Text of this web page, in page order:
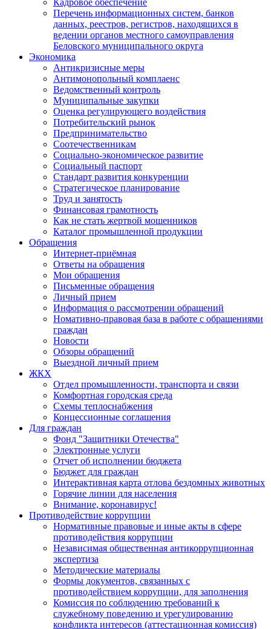
Кадровое обеспечение
Перечень информационных систем, банков
данных, реестров, регистров, находящихся в
ведении органов местного самоуправления
Беловского муниципального округа
Экономика
Антикризисные меры
Антимонопольный комплаенс
Ведомственный контроль
Муниципальные закупки
Оценка регулирующего воздействия
Потребительский рынок
Предпринимательство
Соотечественникам
Социально-экономическое развитие
Социальный паспорт
Стандарт развития конкуренции
Стратегическое планирование
Труд и занятость
Финансовая грамотность
Как не стать жертвой мошенников
Каталог промышленной продукции
Обращения
Интернет-приёмная
Ответы на обращения
Мои обращения
Письменные обращения
Личный прием
Информация о рассмотрении обращений
Номативно-правовая база в работе с обращениями
граждан
Новости
Обзоры обращений
Выездной личный прием
ЖКХ
Отдел промышленности, транспорта и связи
Комфортная городская среда
Схемы теплоснабжения
Концессионные соглашения
Для граждан
Фонд "Защитники Отечества"
Электронные услуги
Отчет об исполнении бюджета
Бюджет для граждан
Интерактивная карта отлова бездомных животных
Горячие линии для населения
Внимание, коронавирус!
Противодействие коррупции
Нормативные правовые и иные акты в сфере
противодействия коррупции
Независимая общественная антикоррупционная
экспертиза
Методические материалы
Формы документов, связанных с
противодействием коррупции, для заполнения
Комиссия по соблюдению требований к
служебному поведению и урегулированию
конфликта интересов (аттестационная комиссия)